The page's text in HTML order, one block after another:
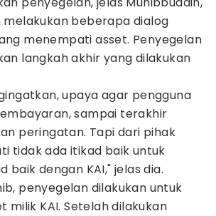
melakukan beberapa dialog
menempati asset. Penyegelan
langkah akhir yang dilakukan
upaya agar pengguna
sampai terakhir
peringatan. Tapi dari pihak
tidak ada itikad baik untuk
baik dengan KAI," jelas dia.
penyegelan dilakukan untuk
milik KAI. Setelah dilakukan